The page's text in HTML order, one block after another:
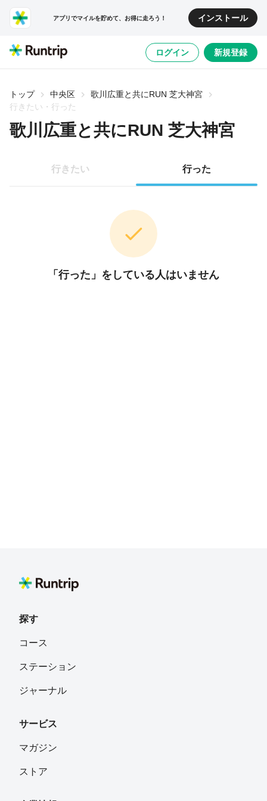
アプリでマイルを貯めて、お得に走ろう！ インストール
ログイン 新規登録
トップ 中央区
歌川広重と共にRUN 芝大神宮
行きたい・行った
歌川広重と共にRUN 芝大神宮
行きたい 行った
「行った」をしている人はいません
探す
コース
ステーション
ジャーナル
サービス
マガジン
ストア